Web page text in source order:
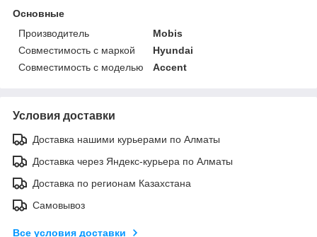
Основные
Производитель
Mobis
Совместимость с маркой
Hyundai
Совместимость с моделью
Accent
Условия доставки
Доставка нашими курьерами по Алматы
Доставка через Яндекс-курьера по Алматы
Доставка по регионам Казахстана
Самовывоз
Все условия доставки